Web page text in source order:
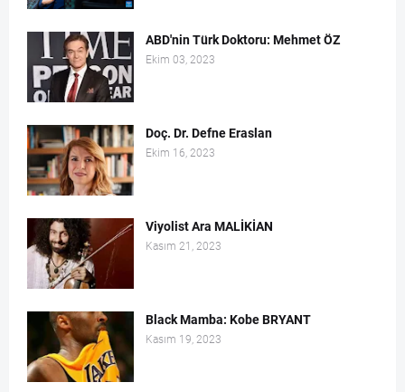
ABD'nin Türk Doktoru: Mehmet ÖZ
Ekim 03, 2023
Doç. Dr. Defne Eraslan
Ekim 16, 2023
Viyolist Ara MALİKİAN
Kasım 21, 2023
Black Mamba: Kobe BRYANT
Kasım 19, 2023